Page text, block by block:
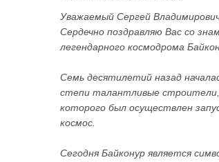
Уважаемый Сергей
Сердечно поздравляю Вас со
легендарного космодрома
Семь десятилетий назад
степи талантливые строители,
которого был осуществлен
космос.
Сегодня Байконур является